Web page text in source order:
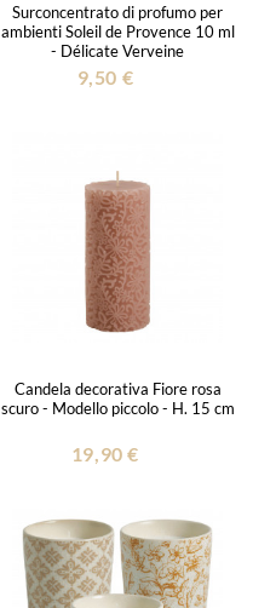
Surconcentrato di profumo per
ambienti Soleil de Provence 10 ml
- Délicate Verveine
9,50 €
Candela decorativa Fiore rosa
scuro - Modello piccolo - H. 15 cm
19,90 €